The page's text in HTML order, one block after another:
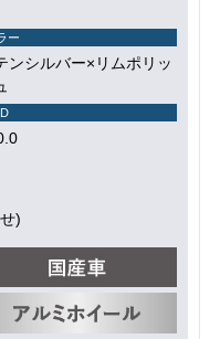
ー
ンシルバー×リムポリッ
)